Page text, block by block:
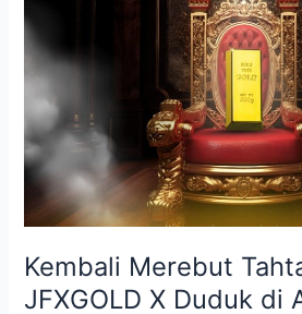
Kembali Merebut
JFXGOLD X Duduk di
Merebut
Tahta,
Emas
JFXGOLD
X
Duduk
Angka
3.400
per